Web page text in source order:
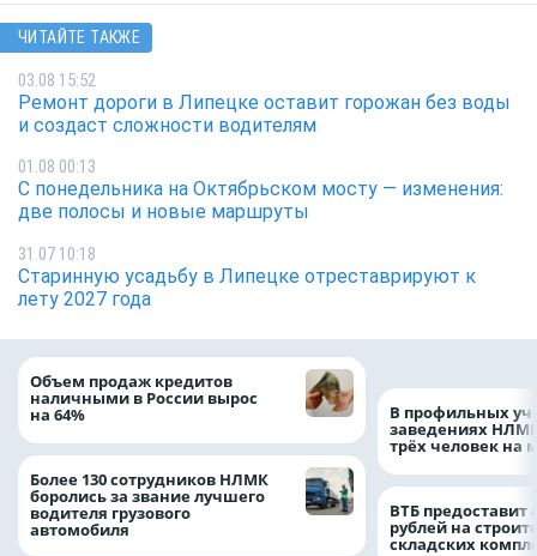
ЧИТАЙТЕ ТАКЖЕ
03.08 15:52
Ремонт дороги в Липецке оставит горожан без воды
и создаст сложности водителям
01.08 00:13
С понедельника на Октябрьском мосту — изменения:
две полосы и новые маршруты
31.07 10:18
Старинную усадьбу в Липецке отреставрируют к
лету 2027 года
Объем продаж кредитов
наличными в России вырос
на 64%
Более 130 сотрудников НЛМК
боролись за звание лучшего
водителя грузового
автомобиля
В профильных
заведениях
трёх человек на
ВТБ предоставит
рублей на
складских